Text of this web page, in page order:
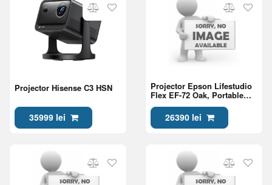
Projector Hisense C3 HSN
35999 lei
Projector Epson Lifestudio
Flex EF-72 Oak, Portable
Bose, Google TV, 4K Pro
UHD, Ambient Lighting,
Adjustable Stand
26390 lei